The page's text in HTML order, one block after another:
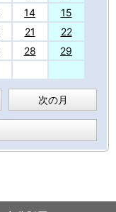
14
15
21
22
28
29
次の月